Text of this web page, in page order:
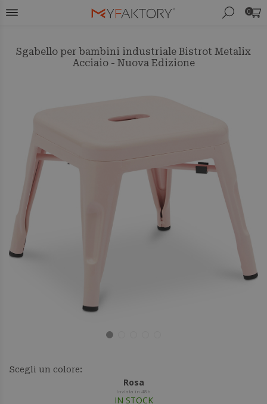
0
Sgabello per bambini industriale Bistrot Metalix
Acciaio - Nuova Edizione
Scegli un colore:
Rosa
Inviata in 48h
IN STOCK